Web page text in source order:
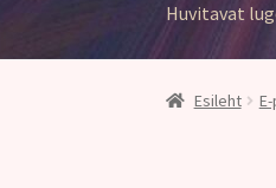
Huvitavat
Esileht